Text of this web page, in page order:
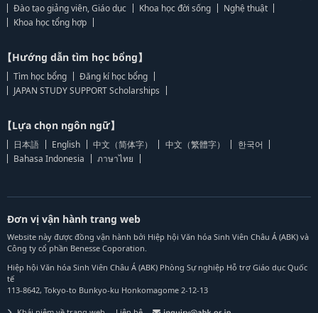
Đào tạo giảng viên, Giáo dục
Khoa học đời sống
Nghệ thuật
Khoa học tổng hợp
【Hướng dẫn tìm học bổng】
Tìm học bổng
Đăng kí học bổng
JAPAN STUDY SUPPORT Scholarships
【Lựa chọn ngôn ngữ】
日本語 English 中文（简体字） 中文（繁體字）
한국어
Bahasa Indonesia
ภาษาไทย
Đơn vị vận hành trang web
Website này được đồng vận hành bởi Hiệp hội Văn hóa Sinh Viên Châu Á (ABK) và
Công ty cổ phần Benesse Coporation.
Hiệp hội Văn hóa Sinh Viên Châu Á (ABK) Phòng Sự nghiệp Hỗ trợ Giáo dục Quốc
tế
113-8642, Tokyo-to Bunkyo-ku Honkomagome 2-12-13